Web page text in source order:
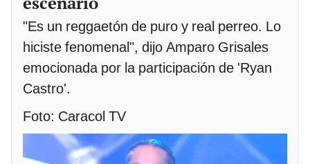
"Es un reggaetón de puro y real perreo. Lo
hiciste fenomenal", dijo Amparo Grisales
emocionada por la participación de 'Ryan
Castro'.
Foto: Caracol TV